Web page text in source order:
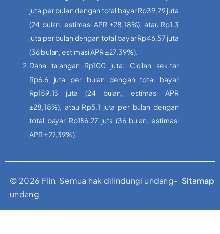
juta per bulan dengan total bayar Rp39.79 juta
(24 bulan, estimasi APR ±28,18%), atau Rp1.3
juta per bulan dengan total bayar Rp46.57 juta
(36 bulan, estimasi APR ±27,39%).
Dana talangan Rp100 juta: Cicilan sekitar
Rp6.6 juta per bulan dengan total bayar
Rp159.18 juta (24 bulan, estimasi APR
±28,18%), atau Rp5.1 juta per bulan dengan
total bayar Rp186.27 juta (36 bulan, estimasi
APR ±27,39%).
© 2026 Flin. Semua hak dilindungi undang-
undang
Sitemap